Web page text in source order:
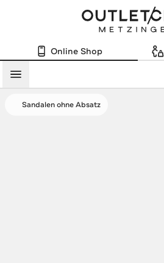
Online Shop
Menü
Sandalen ohne Absatz